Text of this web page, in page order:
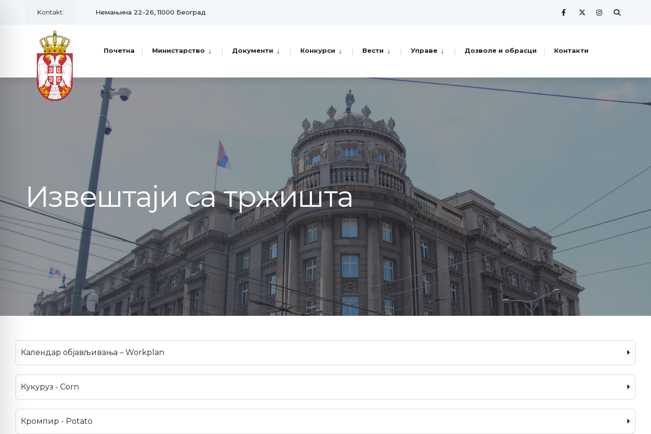
Kontakt: Немањина 22-26, 11000 Београд
Почетна Министарство Документи Конкурси Вести Управе Дозволе и обрасци Контакти
Извештаји са тржишта
Календар објављивања – Workplan
Кукуруз - Corn
Кромпир - Potato